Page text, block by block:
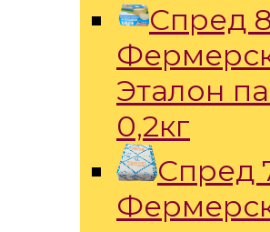
Спред
Эталон
0,2кг
Спред